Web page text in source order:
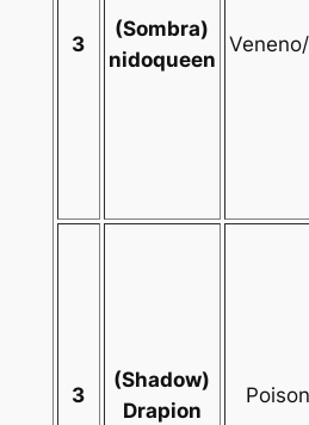
3
(Sombra)
nidoqueen
3
(Shadow)
Drapion